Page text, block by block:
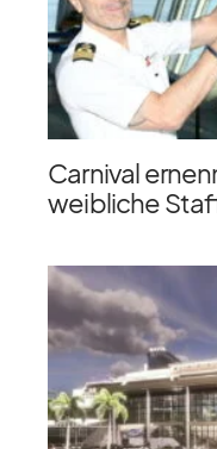
Carnival
weibliche